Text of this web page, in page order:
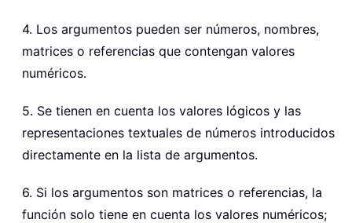
4. Los argumentos pueden ser números, nombres,
matrices o referencias que contengan valores
numéricos.
5. Se tienen en cuenta los valores lógicos y las
representaciones textuales de números introducidos
directamente en la lista de argumentos.
6. Si los argumentos son matrices o referencias, la
función solo tiene en cuenta los valores numéricos;